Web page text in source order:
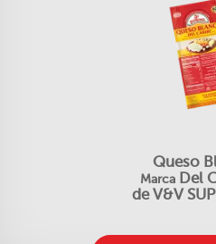
Queso
Marca Del
de V&V